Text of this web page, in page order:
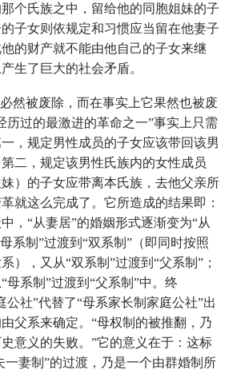
个氏族之中，留给他的同胞姐妹的子
子女则依规定和习惯应当留在他妻子
的财产就不能由他自己的子女来继
生了巨大的社会矛盾。
然被废除，而在事实上它果然也被废
历过的最激进的革命之一”事实上只需
，规定男性成员的子女应该带回该男
二，规定该男性氏族内的女性成员
妹）的子女应带离本氏族，去他父亲所
就这么完成了。它所造成的结果即：
，“从妻居”的婚姻形式逐渐变为“从
系制”过渡到“双系制”（即同时按照
），又从“双系制”过渡到“父系制”；
母系制”过渡到“父系制”中。终
公社”代替了“母系家长制家庭公社”出
父系来确定。“母权制的被推翻，乃
意义的失败。”它的意义在于：这标
一妻制”的过渡，乃是一个由群婚制所